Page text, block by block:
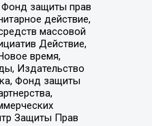
Фонд защиты прав
действие,
массовой
Действие,
время,
Издательство
Фонд защиты
Защиты Прав